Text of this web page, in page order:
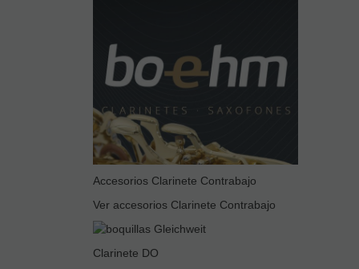
Accesorios Clarinete Contrabajo
Ver accesorios Clarinete Contrabajo
Clarinete DO